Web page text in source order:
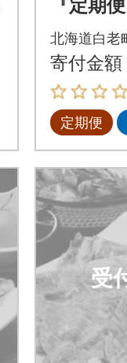
『定期
級黒毛
の贅沢
ットB全
北海道白老
寄付金額
定期便
受